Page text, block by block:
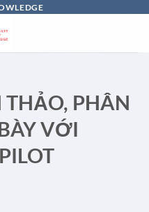
THẢO, PHÂN
VỚI